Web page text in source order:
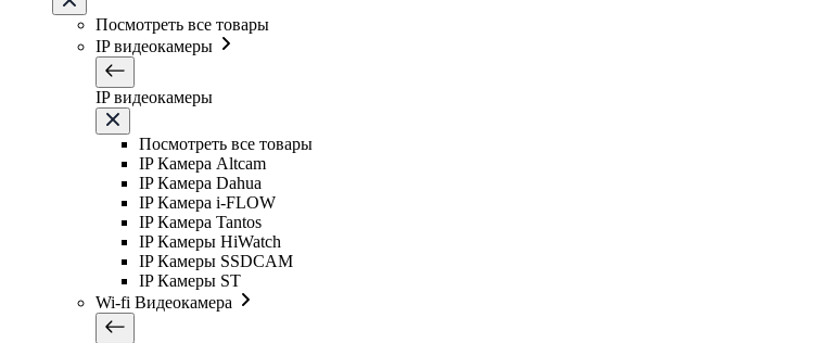
Посмотреть все товары
IP видеокамеры
IP видеокамеры
Посмотреть все товары
IP Камера Altcam
IP Камера Dahua
IP Камера i-FLOW
IP Камера Tantos
IP Камеры HiWatch
IP Камеры SSDCAM
IP Камеры ST
Wi-fi Видеокамера